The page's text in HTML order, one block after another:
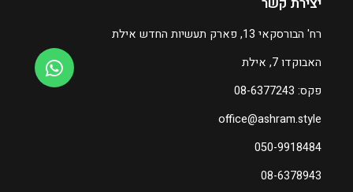
רח' הבורסקאי 13, פארק תעשיות החדש אילת
האבוקדו 7, אילת
פקס: 08-6377243
office@ashram.style
050-9918484
08-6378943